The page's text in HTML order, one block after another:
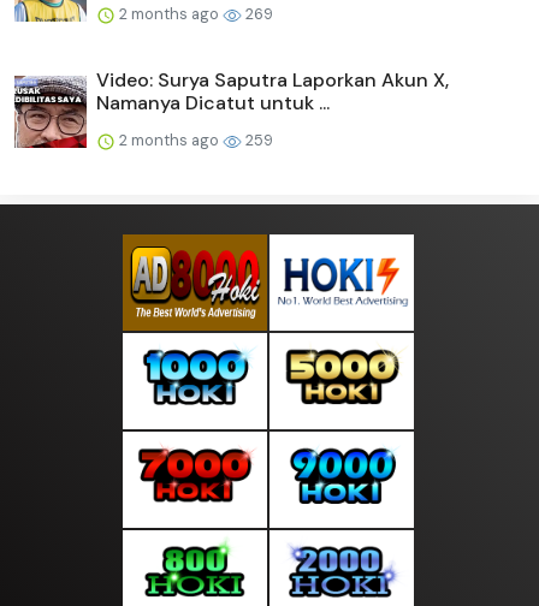
2 months ago 269
Video: Surya Saputra Laporkan Akun X,
Namanya Dicatut untuk ...
2 months ago 259